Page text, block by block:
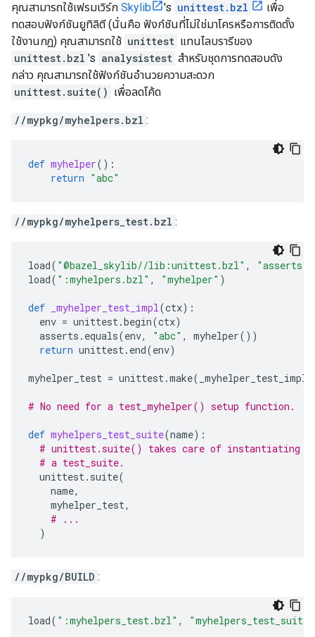
คุณสามารถใช้เฟรมเวิร์ก Skylib 's unittest.bzl
เพื่อ
ทดสอบฟังก์ชันยูทิลิตี (นั่นคือ ฟังก์ชันที่ไม่ใช่มาโครหรือการติดตั้ง
ใช้งานกฎ) คุณสามารถใช้ unittest แทนไลบรารีของ
unittest.bzl 's analysistest สำหรับชุดการทดสอบดัง
กล่าว คุณสามารถใช้ฟังก์ชันอำนวยความสะดวก
unittest.suite() เพื่อลดโค้ด
//mypkg/myhelpers.bzl :
def myhelper():
return "abc"
//mypkg/myhelpers_test.bzl :
load( "@bazel_skylib//lib:unittest.bzl" , "asserts"
load( ":myhelpers.bzl" , "myhelper" )
def _myhelper_test_impl(ctx):
env = unittest.begin(ctx)
asserts . equals(env, "abc" , myhelper())
return unittest. end(env)
myhelper_test = unittest.make( _myhelper_test_impl
# No need for a test_myhelper() setup function.
def myhelpers_test_suite(name):
# unittest.suite() takes care of instantiating
# a test_suite.
unittest. suite(
name,
myhelper_test,
# ...
)
//mypkg/BUILD :
load( ":myhelpers_test.bzl" , "myhelpers_test_suite"